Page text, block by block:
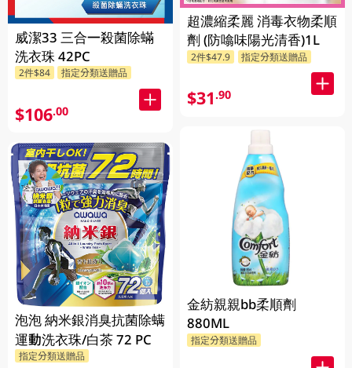
威潔33 三合一殺菌除蟎
洗衣珠 42PC
2件$84 指定分類送贈品
$106.00
泡泡 納米銀消臭抗菌除螨
運動洗衣珠/白茶 72 PC
指定分類送贈品
超濃縮柔麗 消毒衣物柔順
劑 (防噏味陽光清香)1L
2件$47.9 指定分類送贈品
$31.90
金紡親親bb柔順劑
880ML
指定分類送贈品